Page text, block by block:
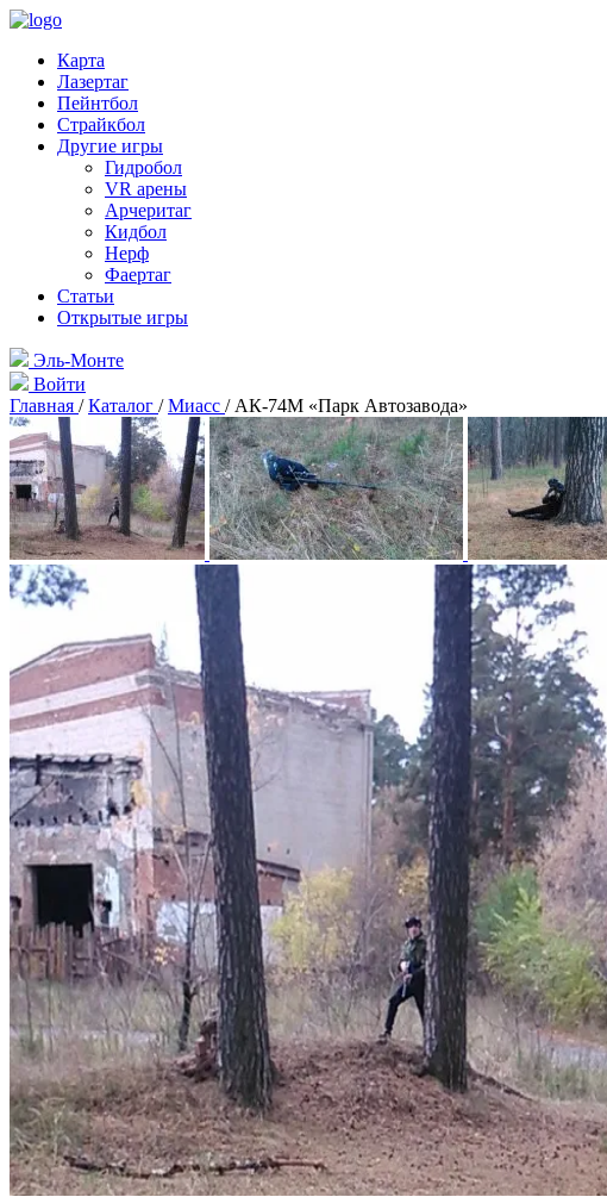
Карта
Лазертаг
Пейнтбол
Страйкбол
Другие игры
Гидробол
VR арены
Арчеритаг
Кидбол
Нерф
Фаертаг
Статьи
Открытые игры
Эль-Монте
Войти
Главная /Каталог /Миасс / АК-74М «Парк Автозавода»